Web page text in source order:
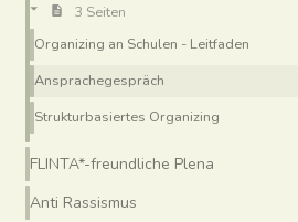
3 Seiten
Organizing an Schulen - Leitfaden
Ansprachegespräch
Strukturbasiertes Organizing
FLINTA*-freundliche Plena
Anti Rassismus